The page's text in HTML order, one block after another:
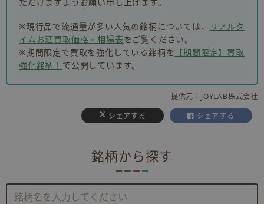
ただけますようお願い申し上げます。
※現行品で流通量が多い人気の銘柄については、
リアルタ
イムお酒買取価格・相場表をご覧ください。
※期間限定で買取を強化している銘柄を 【期間限定】買取
強化銘柄！ で公開しています。
提供元：JOYLAB株式会社
シェアする
シェアする
銘柄から探す